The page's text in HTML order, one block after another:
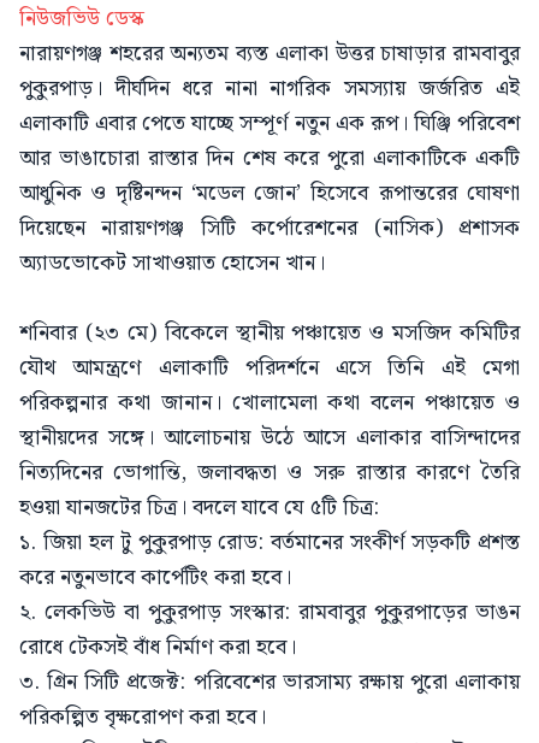
নিউজভিউ ডেস্ক
নারায়ণগঞ্জ শহরের অন্যতম ব্যস্ত এলাকা উত্তর চাষাড়ার রামবাবুর
পুকুরপাড়। দীর্ঘদিন ধরে নানা নাগরিক সমস্যায় জর্জরিত এই
এলাকাটি এবার পেতে যাচ্ছে সম্পূর্ণ নতুন এক রূপ। ঘিঞ্জি পরিবেশ
আর ভাঙাচোরা রাস্তার দিন শেষ করে পুরো এলাকাটিকে একটি
আধুনিক ও দৃষ্টিনন্দন ‘মডেল জোন’ হিসেবে রূপান্তরের ঘোষণা
দিয়েছেন নারায়ণগঞ্জ সিটি কর্পোরেশনের (নাসিক) প্রশাসক
অ্যাডভোকেট সাখাওয়াত হোসেন খান।
শনিবার (২৩ মে) বিকেলে স্থানীয় পঞ্চায়েত ও মসজিদ কমিটির
যৌথ আমন্ত্রণে এলাকাটি পরিদর্শনে এসে তিনি এই মেগা
পরিকল্পনার কথা জানান। খোলামেলা কথা বলেন পঞ্চায়েত ও
স্থানীয়দের সঙ্গে। আলোচনায় উঠে আসে এলাকার বাসিন্দাদের
নিত্যদিনের ভোগান্তি, জলাবদ্ধতা ও সরু রাস্তার কারণে তৈরি
হওয়া যানজটের চিত্র। বদলে যাবে যে ৫টি চিত্র:
১. জিয়া হল টু পুকুরপাড় রোড: বর্তমানের সংকীর্ণ সড়কটি প্রশস্ত
করে নতুনভাবে কার্পেটিং করা হবে।
২. লেকভিউ বা পুকুরপাড় সংস্কার: রামবাবুর পুকুরপাড়ের ভাঙন
রোধে টেকসই বাঁধ নির্মাণ করা হবে।
৩. গ্রিন সিটি প্রজেক্ট: পরিবেশের ভারসাম্য রক্ষায় পুরো এলাকায়
পরিকল্পিত বৃক্ষরোপণ করা হবে।